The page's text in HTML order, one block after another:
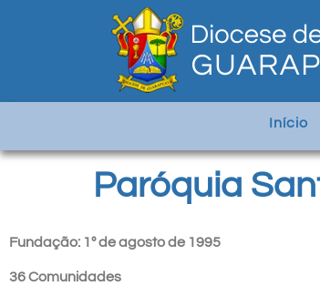
Início
Paróquia
Fundação: 1º de agosto de 1995
36 Comunidades